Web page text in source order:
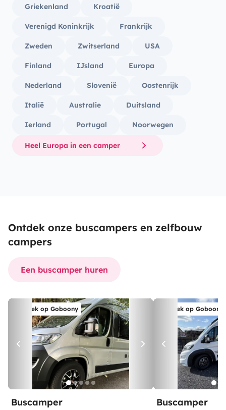
Griekenland Kroatië
Verenigd Koninkrijk Frankrijk
Zweden Zwitserland USA
Finland IJsland Europa
Nederland Slovenië Oostenrijk
Italië Australie Duitsland
Ierland Portugal Noorwegen
Heel Europa in een camper
Ontdek onze buscampers en zelfbouw
campers
Een buscamper huren
Boek op Goboony
Buscamper
Boek op Goboony
Buscamper